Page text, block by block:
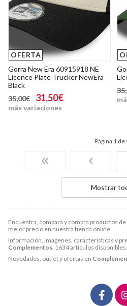
Encuentra, compara y compra productos de
mejor precio en nuestra tienda online.
Información, imágenes, características y
Complementos. 1634 artículos disponibles.
Novedades, outlet y ofertas en
OFERTA
Gorra New Era 60915918 NE
Licence Plate Trucker NewEra
Black
35,00€
31,50€
más variaciones
Página 1 de
Mostrar